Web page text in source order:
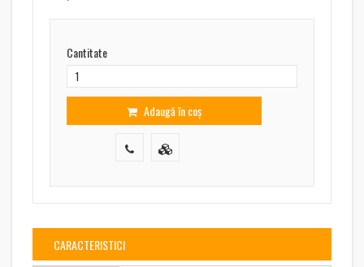
Cantitate
Adaugă în coș
CARACTERISTICI